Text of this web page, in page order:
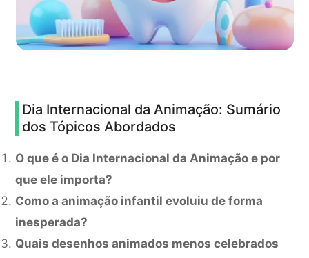
Dia Internacional da Animação: Sumário
dos Tópicos Abordados
O que é o Dia Internacional da Animação e por
que ele importa?
Como a animação infantil evoluiu de forma
inesperada?
Quais desenhos animados menos celebrados